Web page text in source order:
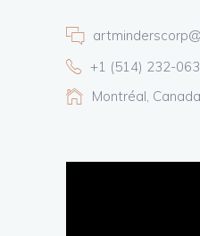
+1 (514) 232-
Montréal, Canada